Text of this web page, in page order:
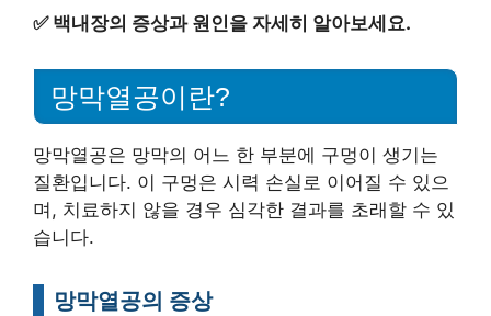
✅ 백내장의 증상과 원인을 자세히 알아보세요.
망막열공이란?
망막열공은 망막의 어느 한 부분에 구멍이 생기는
질환입니다. 이 구멍은 시력 손실로 이어질 수 있으
며, 치료하지 않을 경우 심각한 결과를 초래할 수 있
습니다.
망막열공의 증상